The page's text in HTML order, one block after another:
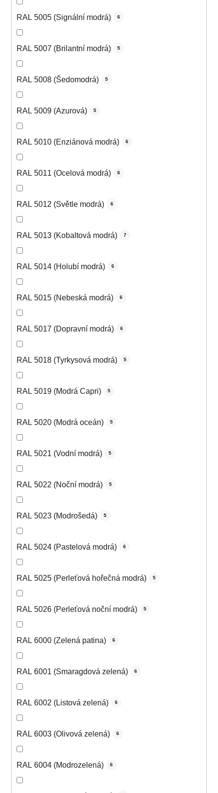
RAL 5005 (Signální modrá) 6
RAL 5007 (Brilantní modrá) 5
RAL 5008 (Šedomodrá) 5
RAL 5009 (Azurová) 5
RAL 5010 (Enziánová modrá) 6
RAL 5011 (Ocelová modrá) 6
RAL 5012 (Světle modrá) 6
RAL 5013 (Kobaltová modrá) 7
RAL 5014 (Holubí modrá) 6
RAL 5015 (Nebeská modrá) 6
RAL 5017 (Dopravní modrá) 6
RAL 5018 (Tyrkysová modrá) 5
RAL 5019 (Modrá Capri) 5
RAL 5020 (Modrá oceán) 5
RAL 5021 (Vodní modrá) 5
RAL 5022 (Noční modrá) 5
RAL 5023 (Modrošedá) 5
RAL 5024 (Pastelová modrá) 6
RAL 5025 (Perleťová hořečná modrá) 5
RAL 5026 (Perleťová noční modrá) 5
RAL 6000 (Zelená patina) 6
RAL 6001 (Smaragdová zelená) 6
RAL 6002 (Listová zelená) 6
RAL 6003 (Olivová zelená) 6
RAL 6004 (Modrozelená) 6